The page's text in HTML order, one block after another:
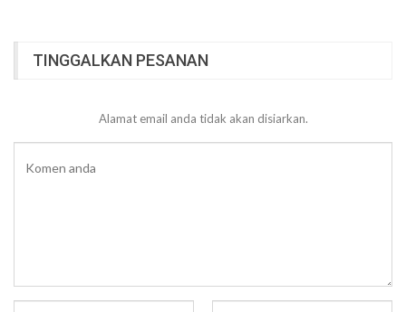
TINGGALKAN PESANAN
Alamat email anda tidak akan disiarkan.